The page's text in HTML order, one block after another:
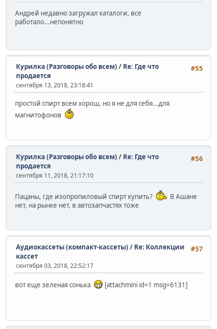
Андрей недавно загружал каталоги, все
работало...непонятно
#55
Курилка (Разговоры обо всем) / Re: Где что
продается
сентября 13, 2018, 23:18:41
простой спирт всем хорош, но я не для себя...для
магнитофонов
#56
Курилка (Разговоры обо всем) / Re: Где что
продается
сентября 11, 2018, 21:17:10
Пацаны, где изопропиловый спирт купить?
В Ашане
нет, на рынке нет, в автозапчастях тоже
#57
Аудиокассеты (компакт-кассеты) / Re: Коллекции
кассет
сентября 03, 2018, 22:52:17
вот еще зеленая сонька [attachmini id=1 msg=6131]